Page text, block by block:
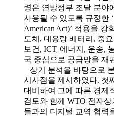
령은 연방정부 조달 분야
사용될 수 있도록 규정한
American Act)’ 적용을
도체, 대용량 배터리, 중
보건, ICT, 에너지, 운송,
국 중심으로 공급망을 재
상기 분석을 바탕으로
시사점을 제시하였다. 첫
대비하여 그에 따른 경제
검토와 함께 WTO 전자
들과의 디지털 교역 협력